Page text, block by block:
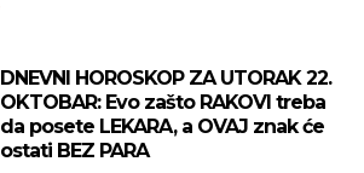
DNEVNI HOROSKOP ZA UTORAK 22.
OKTOBAR: Evo zašto RAKOVI treba
da posete LEKARA, a OVAJ znak će
ostati BEZ PARA